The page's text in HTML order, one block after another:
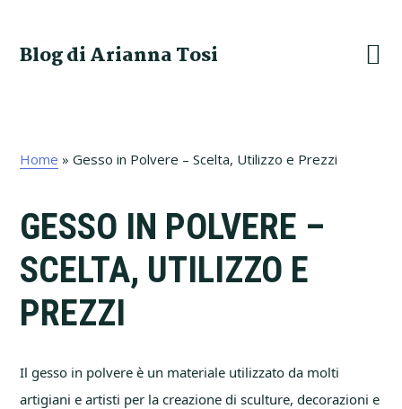
primary
main
primary
footer
Blog di Arianna Tosi
Home »Gesso in Polvere – Scelta, Utilizzo e Prezzi
GESSO IN POLVERE –
SCELTA, UTILIZZO E
PREZZI
Il gesso in polvere è un materiale utilizzato da molti
artigiani e artisti per la creazione di sculture, decorazioni e